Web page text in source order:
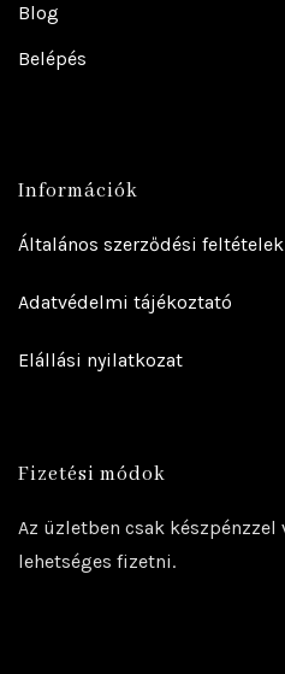
Blog
Belépés
Információk
Általános szerződési feltételek
Adatvédelmi tájékoztató
Elállási nyilatkozat
Fizetési módok
Az üzletben csak
lehetséges fizetni.